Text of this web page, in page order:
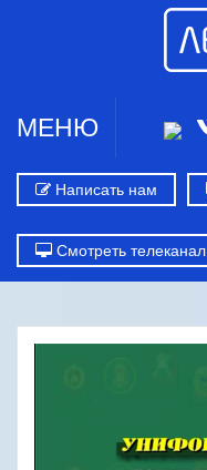
МЕНЮ
Написать нам
Смотреть телеканал